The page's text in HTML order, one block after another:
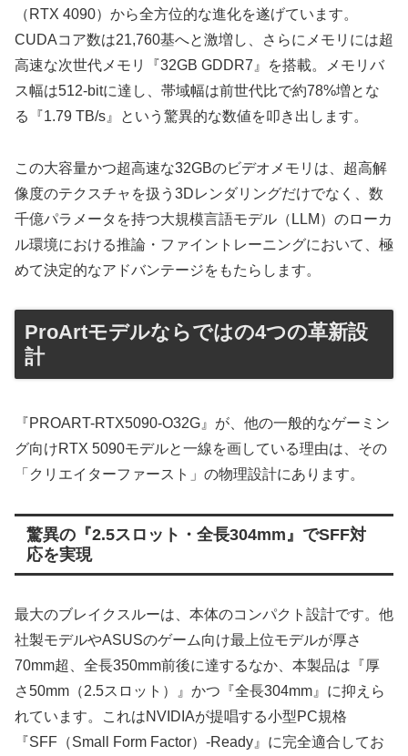
（RTX 4090）から全方位的な進化を遂げています。
CUDAコア数は21,760基へと激増し、さらにメモリには超
高速な次世代メモリ『32GB GDDR7』を搭載。メモリバ
ス幅は512-bitに達し、帯域幅は前世代比で約78%増とな
る『1.79 TB/s』という驚異的な数値を叩き出します。
この大容量かつ超高速な32GBのビデオメモリは、超高解
像度のテクスチャを扱う3Dレンダリングだけでなく、数
千億パラメータを持つ大規模言語モデル（LLM）のローカ
ル環境における推論・ファイントレーニングにおいて、極
めて決定的なアドバンテージをもたらします。
ProArtモデルならではの4つの革新設
計
『PROART-RTX5090-O32G』が、他の一般的なゲーミン
グ向けRTX 5090モデルと一線を画している理由は、その
「クリエイターファースト」の物理設計にあります。
驚異の『2.5スロット・全長304mm』でSFF対
応を実現
最大のブレイクスルーは、本体のコンパクト設計です。他
社製モデルやASUSのゲーム向け最上位モデルが厚さ
70mm超、全長350mm前後に達するなか、本製品は『厚
さ50mm（2.5スロット）』かつ『全長304mm』に抑えら
れています。これはNVIDIAが提唱する小型PC規格
『SFF（Small Form Factor）-Ready』に完全適合してお